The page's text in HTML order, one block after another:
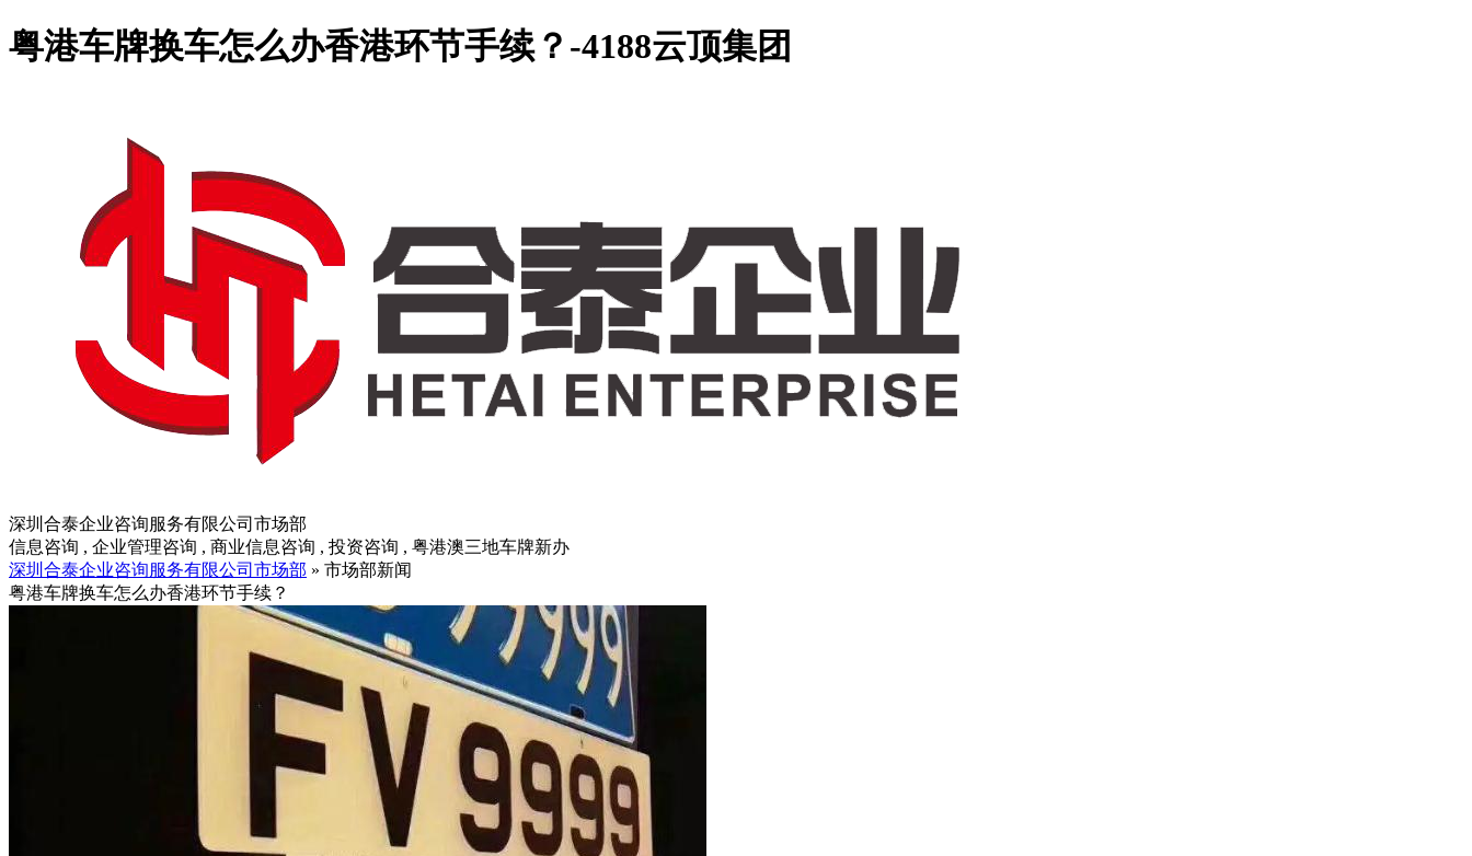
粤港车牌换车怎么办香港环节手续？-4188云顶集团
深圳合泰企业咨询服务有限公司市场部
信息咨询 , 企业管理咨询 , 商业信息咨询 , 投资咨询 , 粤港澳三地车牌新办
深圳合泰企业咨询服务有限公司市场部 » 市场部新闻
粤港车牌换车怎么办香港环节手续？